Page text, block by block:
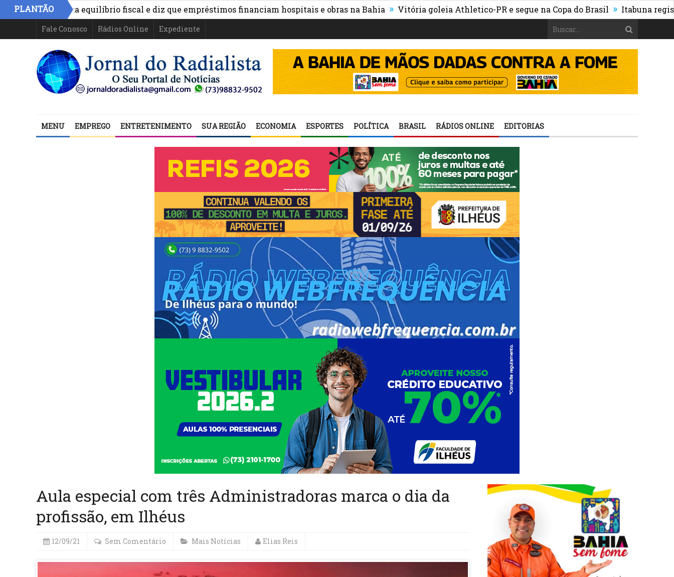
PLANTÃO
aponta equilíbrio fiscal e diz que empréstimos financiam hospitais e obras na Bahia » Vitória goleia Athletico-PR e segue na Copa do Brasil » Itabuna registra
Fale Conosco Rádios Online Expediente
MENU EMPREGO ENTRETENIMENTO SUA REGIÃO ECONOMIA ESPORTES POLÍTICA BRASIL RÁDIOS ONLINE EDITORIAS
Aula especial com três Administradoras marca o dia da
profissão, em Ilhéus
12/09/21 Sem Comentário Mais Notícias Elias Reis